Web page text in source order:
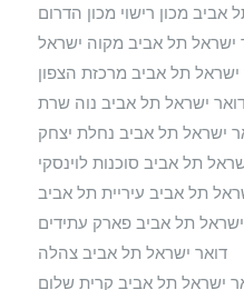
אביב מכון רישוי מכון הדרום
ישראל תל אביב מקוה ישראל
ישראל תל אביב מרכזת הצפון
ישראל תל אביב נוה שרת
ישראל תל אביב נחלת יצחק
תל אביב סוכנות לוינסקי
תל אביב עיריית תל אביב
תל אביב פארק עתידים
דואר ישראל תל אביב צהלה
ישראל תל אביב קרית שלום